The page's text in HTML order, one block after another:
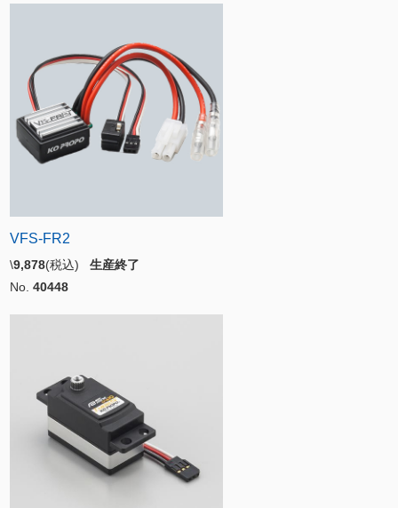
VFS-FR2
\9,878(税込) 生産終了
No. 40448